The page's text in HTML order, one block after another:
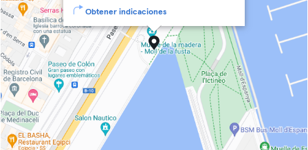
Obtener indicaciones